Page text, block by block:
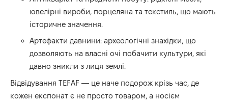
ювелірні вироби, порцеляна та текстиль, що мають
історичне значення.
Артефакти давнини: археологічні знахідки, що
дозволяють на власні очі побачити культури, які
давно зникли з лиця землі.
Відвідування TEFAF — це наче подорож крізь час, де
кожен експонат є не просто товаром, а носієм